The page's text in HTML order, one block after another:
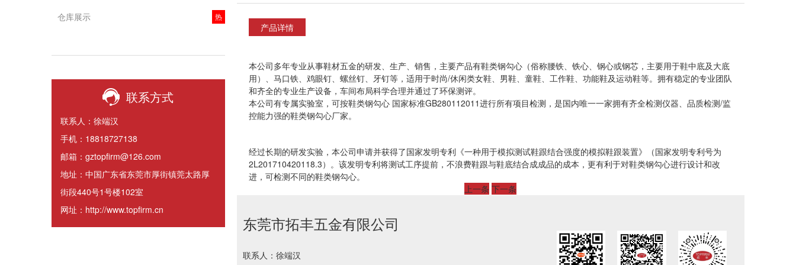
仓库展示 热
联系方式
联系人：徐端汉
手机：18818727138
邮箱：gztopfirm@126.com
地址：中国广东省东莞市厚街镇莞太路厚
街段440号1号楼102室
网址：http://www.topfirm.cn
产品详情
本公司多年专业从事鞋材五金的研发、生产、销售，主要产品有鞋类钢勾心（俗称腰铁、铁心、钢心或钢芯，主要用于鞋中底及大底
用）、马口铁、鸡眼钉、螺丝钉、牙钉等，适用于时尚/休闲类女鞋、 男鞋、童鞋、工作鞋、功能鞋及运动鞋等。拥有稳定的专业团队
和齐全的专业生产设备，车间布局科学合理并通过了环保测评。
本公司有专属实验室，可按鞋类钢勾心 国家标准GB280112011进行所有项目检测，是国内唯一一家拥有齐全检测仪器、品质检测/监
控能力强的鞋类钢勾心厂家。
经过长期的研发实验，本公司申请并获得了国家发明专利《一种用于模拟测试鞋跟结合强度的模拟鞋跟装置》（国家发明专利号为
2L201710420118.3）。该发明专利将测试工序提前，不浪费鞋跟与鞋底结合成成品的成本，更有利于对鞋类钢勾心进行设计和改
进，可检测不同的鞋类钢勾心。
上一条 下一条
东莞市拓丰五金有限公司
联系人：徐端汉